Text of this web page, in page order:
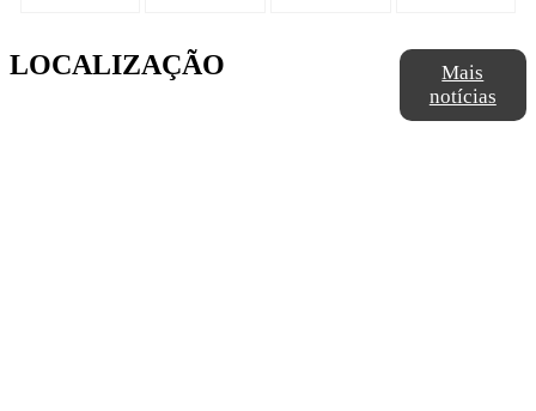
Mais
notícias
LOCALIZAÇÃO